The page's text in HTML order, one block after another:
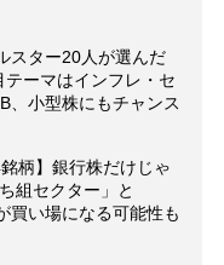
スター20人が選んだ
ーマはインフレ・セ
、小型株にもチャンス
柄】銀行株だけじゃ
組セクター」と
買い場になる可能性も